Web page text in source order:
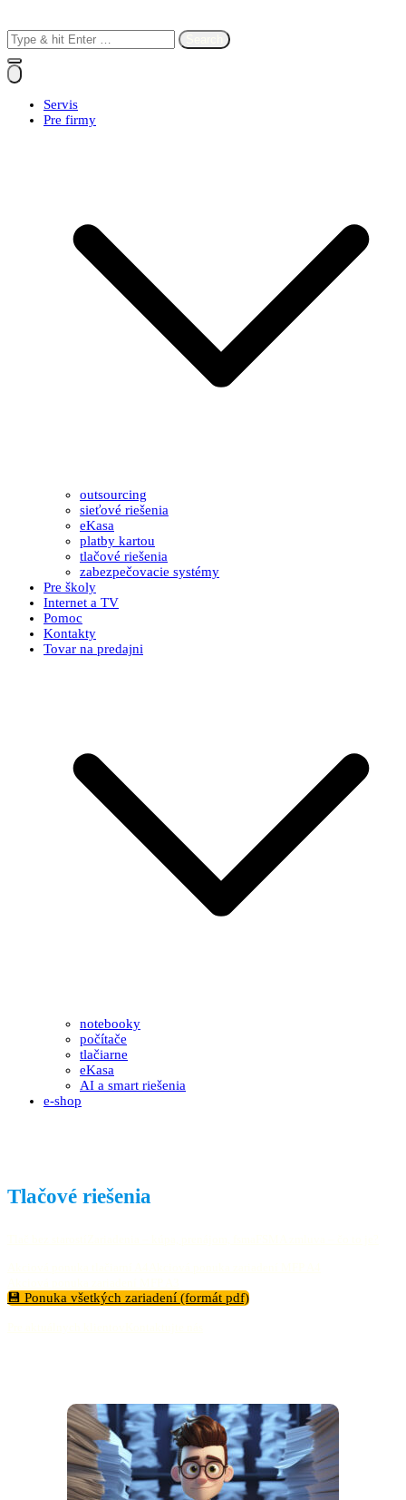
Search
for:
Servis
Pre firmy
outsourcing
sieťové riešenia
eKasa
platby kartou
tlačové riešenia
zabezpečovacie systémy
Pre školy
Internet a TV
Pomoc
Kontakty
Tovar na predajni
notebooky
počítače
tlačiarne
eKasa
AI a smart riešenia
e-shop
Tlačové riešenia
💾 Ponuka všetkých zariadení (formát pdf)